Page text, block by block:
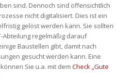
sind. Dennoch sind offensichtlich
nicht digitalisiert. Dies ist ein
gelöst werden kann. Sie sollten
Abteilung regelmäßig darauf
Baustellen gibt, damit nach
gesucht werden kann. Eine
Sie u.a. mit dem Check „Gute